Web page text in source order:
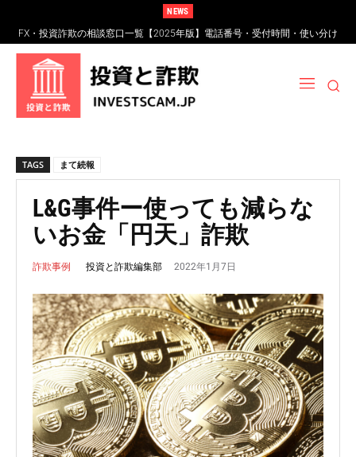
NEWS
FX・投資詐欺の相談窓口一覧【2025年版】電話番号・受付時間・使い分け
完全ガイド
TAGS まて続報
L&G事件ー使っても減らな
いお金「円天」詐欺
詐欺事例 投資と詐欺編集部 2022年1月7日